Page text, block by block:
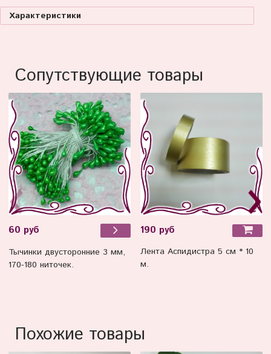
Характеристики
Сопутствующие товары
60 руб
Тычинки двусторонние 3 мм,
170-180 ниточек.
190 руб
Лента Аспидистра 5 см * 10
м.
Похожие товары